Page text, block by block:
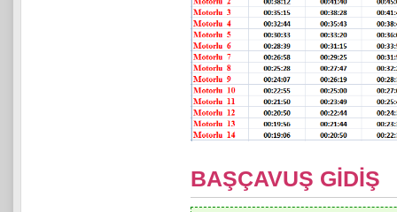
BAŞÇAVUŞ GİDİŞ